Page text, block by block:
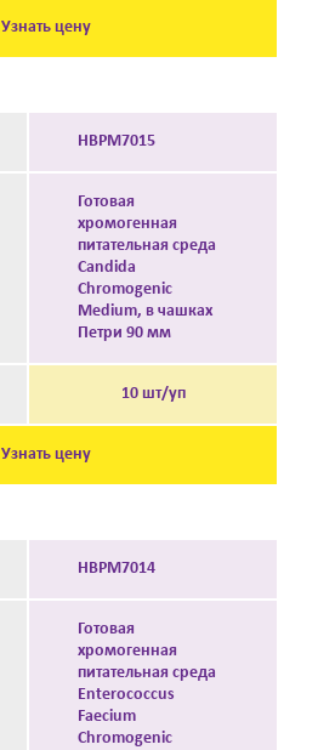
Узнать цену
HBPM7015
Готовая
хромогенная
питательная среда
Candida
Chromogenic
Medium, в чашках
Петри 90 мм
10 шт/уп
Узнать цену
HBPM7014
Готовая
хромогенная
питательная среда
Enterococcus
Faecium
Chromogenic